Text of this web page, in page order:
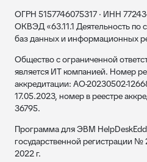
ОГРН 5157746075317 · ИНН
ОКВЭД «63.11.1 Деятельность по
баз данных и информационных
Общество с ограниченной
является ИТ компанией. Номер
аккредитации: АО-20230502-
17.05.2023, номер в реестре
36795.
Программа для ЭВМ
государственной регистрации
2022 г.